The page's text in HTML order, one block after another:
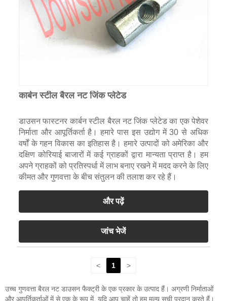
कार्बन स्टील बैरल नट जिंक प्लेटेड
डाउसन फास्टनर कार्बन स्टील बैरल नट जिंक प्लेटेड का एक पेशेवर
निर्माता और आपूर्तिकर्ता है। हमारे पास इस उद्योग में 30 से अधिक
वर्षों के गहन विकास का इतिहास है। हमारे उत्पादों को अमेरिका और
दक्षिण कोरियाई बाजारों में कई ग्राहकों द्वारा मान्यता प्राप्त है। हम
अपने ग्राहकों को प्रतिस्पर्धा में लाभ बनाए रखने में मदद करने के लिए
कीमत और गुणवत्ता के बीच संतुलन की तलाश कर रहे हैं।
और पढ़ें
जांच भेजें
< 1 >
उच्च गुणवत्ता बैरल नट डाउसन फैक्ट्री के एक प्रकार के उत्पाद हैं। अग्रणी निर्माताओं
और आपूर्तिकर्ताओं में से एक के रूप में, यदि आप चाहें तो हम मूल्य सूची प्रदान करते हैं।